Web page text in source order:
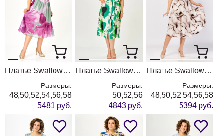
Платье Swallow 861-6 принт фуксия цветы
Размеры:
48,50,52,54,56,58
5481 руб.
Платье Swallow 740-5 зеленый+абстракция тропики
Размеры:
50,52,56
4843 руб.
Платье Swallow 901-1 кофейно-коричневые разводы
Размеры:
48,50,52,54,56,58
5394 руб.